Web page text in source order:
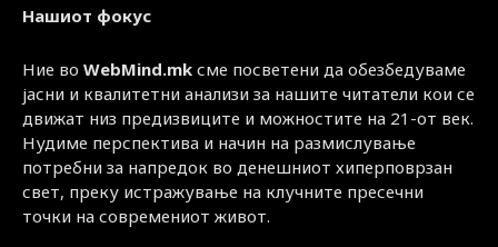
Нашиот фокус
Ние во WebMind.mk сме посветени да обезбедуваме
јасни и квалитетни анализи за нашите читатели кои се
движат низ предизвиците и можностите на 21-от век.
Нудиме перспектива и начин на размислување
потребни за напредок во денешниот хиперповрзан
свет, преку истражување на клучните пресечни
точки на современиот живот.